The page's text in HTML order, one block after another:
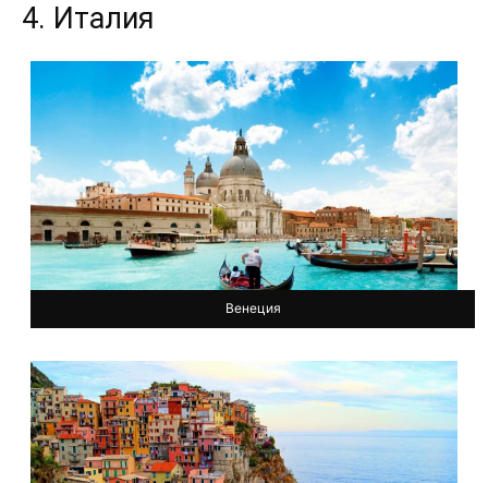
4. Италия
Венеция